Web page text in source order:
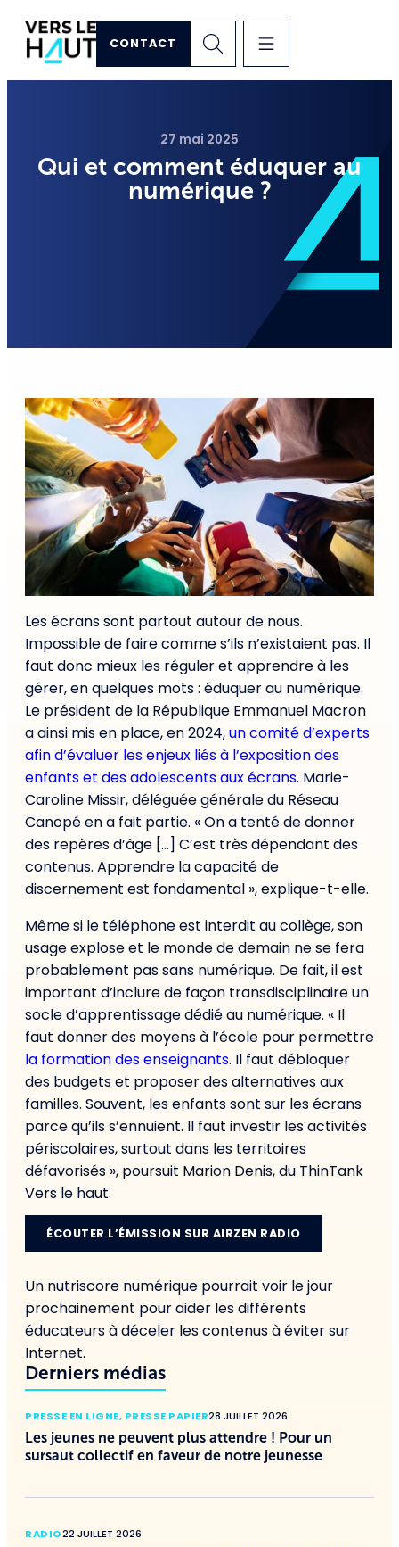
CONTACT
27 mai 2025
Qui et comment éduquer au
numérique ?
Les écrans sont partout autour de nous.
Impossible de faire comme s’ils n’existaient pas. Il
faut donc mieux les réguler et apprendre à les
gérer, en quelques mots : éduquer au numérique.
Le président de la République Emmanuel Macron
a ainsi mis en place, en 2024,un comité d’experts
afin d’évaluer les enjeux liés à l’exposition des
enfants et des adolescents aux écrans. Marie-
Caroline Missir, déléguée générale du Réseau
Canopé en a fait partie. « On a tenté de donner
des repères d’âge […] C’est très dépendant des
contenus. Apprendre la capacité de
discernement est fondamental », explique-t-elle.
Même si le téléphone est interdit au collège, son
usage explose et le monde de demain ne se fera
probablement pas sans numérique. De fait, il est
important d’inclure de façon transdisciplinaire un
socle d’apprentissage dédié au numérique. « Il
faut donner des moyens à l’école pour permettre
la formation des enseignants. Il faut débloquer
des budgets et proposer des alternatives aux
familles. Souvent, les enfants sont sur les écrans
parce qu’ils s’ennuient. Il faut investir les activités
périscolaires, surtout dans les territoires
défavorisés », poursuit Marion Denis, du ThinTank
Vers le haut.
ÉCOUTER L’ÉMISSION SUR AIRZEN RADIO
Un nutriscore numérique pourrait voir le jour
prochainement pour aider les différents
éducateurs à déceler les contenus à éviter sur
Internet.
Derniers médias
PRESSE EN LIGNE, PRESSE PAPIER28 JUILLET 2026
Les jeunes ne peuvent plus attendre ! Pour un
sursaut collectif en faveur de notre jeunesse
RADIO22 JUILLET 2026